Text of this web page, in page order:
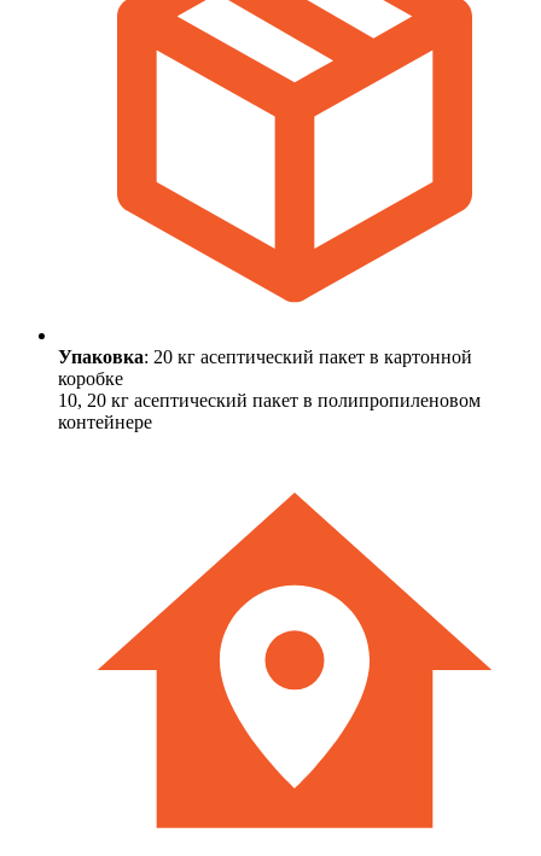
Упаковка: 20 кг асептический пакет в картонной
коробке
10, 20 кг асептический пакет в полипропиленовом
контейнере